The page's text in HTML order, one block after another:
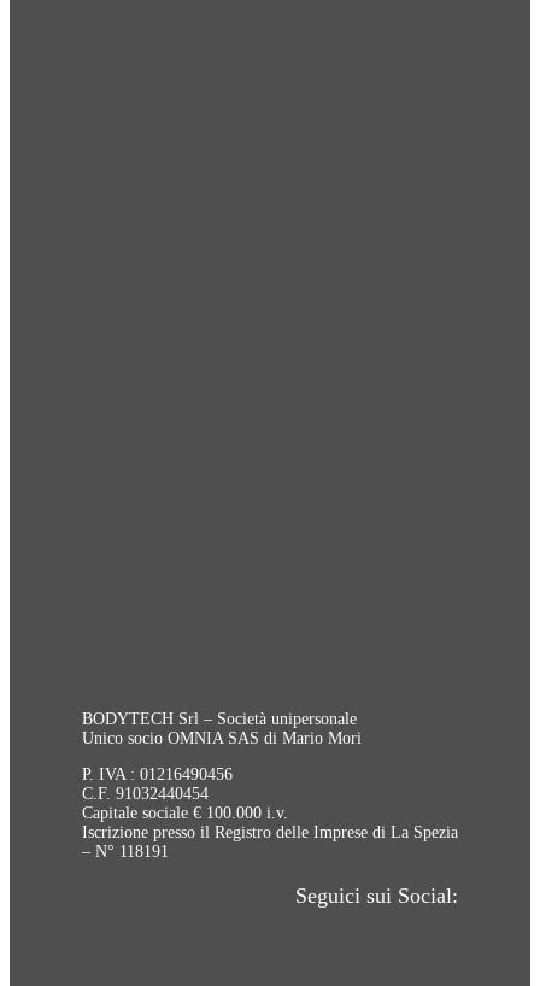
BODYTECH Srl – Società unipersonale
Unico socio OMNIA SAS di Mario Mori
P. IVA : 01216490456
C.F. 91032440454
Capitale sociale € 100.000 i.v.
Iscrizione presso il Registro delle Imprese di La Spezia
– N° 118191
Seguici sui Social: